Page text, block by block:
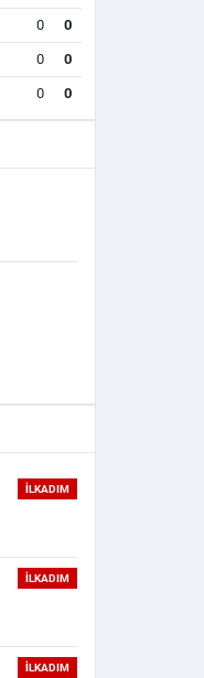
0 0
0 0
0 0
İLKADIM
İLKADIM
İLKADIM